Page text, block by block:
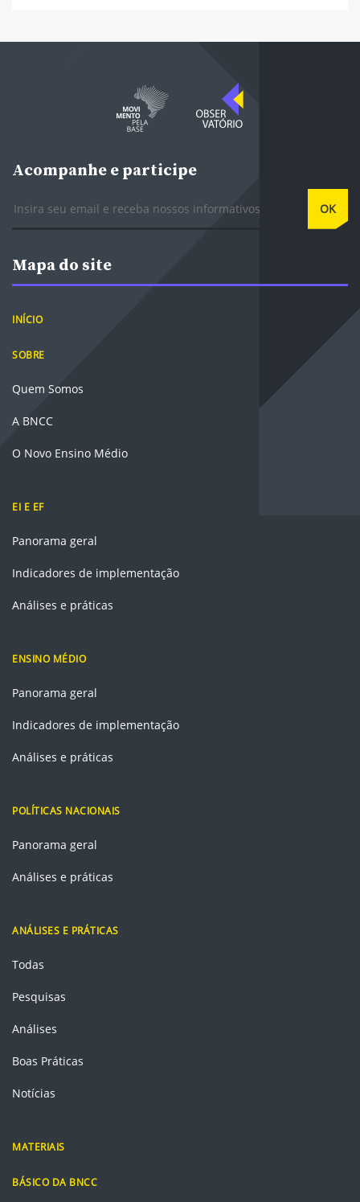
Acompanhe e participe
OK
Mapa do site
INÍCIO
SOBRE
Quem Somos
A BNCC
O Novo Ensino Médio
EI E EF
Panorama geral
Indicadores de implementação
Análises e práticas
ENSINO MÉDIO
Panorama geral
Indicadores de implementação
Análises e práticas
POLÍTICAS NACIONAIS
Panorama geral
Análises e práticas
ANÁLISES E PRÁTICAS
Todas
Pesquisas
Análises
Boas Práticas
Notícias
MATERIAIS
BÁSICO DA BNCC